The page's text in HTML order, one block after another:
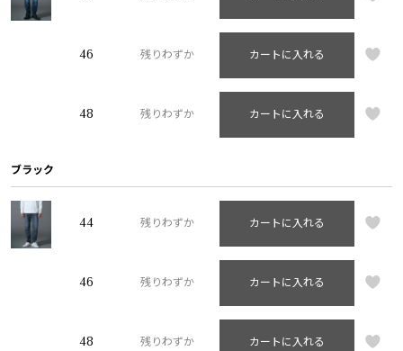
46 残りわずか カートに入れる
48 残りわずか カートに入れる
ブラック
44 残りわずか カートに入れる
46 残りわずか カートに入れる
48 残りわずか カートに入れる